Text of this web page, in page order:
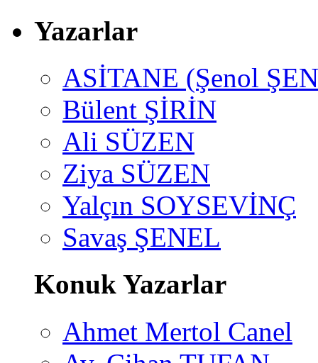
Yazarlar
ASİTANE (Şenol
Bülent ŞİRİN
Ali SÜZEN
Ziya SÜZEN
Yalçın SOYSEVİNÇ
Savaş ŞENEL
Konuk Yazarlar
Ahmet Mertol Canel